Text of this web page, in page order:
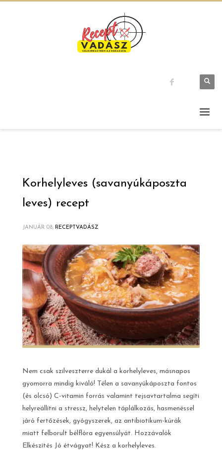
Korhelyleves (savanyúkáposzta
leves) recept
JANUÁR 08, RECEPTVADÁSZ
Nem csak szilveszterre dukál a korhelyleves, másnapos
gyomorra mindig kiváló! Télen a savanyúkáposzta fontos
(és olcsó) C-vitamin forrás valamint tejsavtartalma segíti
helyreállítni a stressz, helytelen táplálkozás, hasmenéssel
járó fertőzések, gyógyszerek, az antibiotikum-kúrák
miatt felborult bélflóra egyensúlyát. Hozzávalók
Elkészítés Jó étvágyat! Kész a korhelyleves.